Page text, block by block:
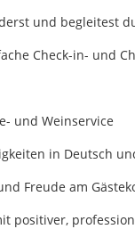
und begleitest
Check-in- und
und Weinservice
in Deutsch
Freude am
positiver,